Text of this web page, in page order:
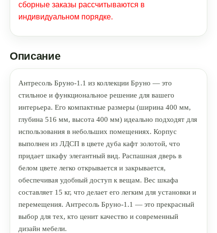
сборные заказы рассчитываются в
индивидуальном порядке.
Описание
Антресоль Бруно-1.1 из коллекции Бруно — это
стильное и функциональное решение для вашего
интерьера. Его компактные размеры (ширина 400 мм,
глубина 516 мм, высота 400 мм) идеально подходят для
использования в небольших помещениях. Корпус
выполнен из ЛДСП в цвете дуба кафт золотой, что
придает шкафу элегантный вид. Распашная дверь в
белом цвете легко открывается и закрывается,
обеспечивая удобный доступ к вещам. Вес шкафа
составляет 15 кг, что делает его легким для установки и
перемещения. Антресоль Бруно-1.1 — это прекрасный
выбор для тех, кто ценит качество и современный
дизайн мебели.